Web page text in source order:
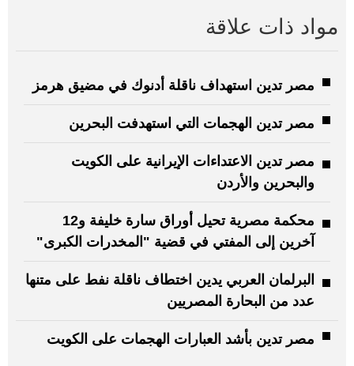
مواد ذات علاقة
مصر تدين استهداف ناقلة أدنوك في مضيق هرمز
مصر تدين الهجمات التي استهدفت البحرين
مصر تدين الاعتداءات الإيرانية على الكويت
والبحرين والأردن
محكمة مصرية تحيل أوراق سارة خليفة و12
آخرين إلى المفتي في قضية "المخدرات الكبرى"
البرلمان العربي يدين اختطاف ناقلة نفط على متنها
عدد من البحارة المصريين
مصر تدين بأشد العبارات الهجمات على الكويت